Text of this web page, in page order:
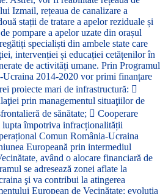
Izmail, rețeaua de canalizare a
stații de tratare a apelor reziduale și
pompare a apelor uzate din orașul
specialiști din ambele state care
intervenției și educației cetățenilor în
de activități umane. Prin Programul
2014-2020 vor primi finanțare
proiecte mari de infrastructură: 
prin managementul situaţiilor de
de sănătate;  Cooperare
lupta împotriva infracționalității
Comun România-Ucraina
Europeană prin intermediul
având o alocare financiară de
se adresează zonei aflate la
şi va contribui la atingerea
European de Vecinătate: evoluţia